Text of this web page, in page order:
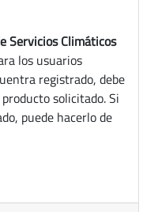
Servicios Climáticos
los usuarios
registrado, debe
solicitado. Si
puede hacerlo de